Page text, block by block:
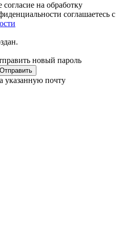
на обработку
соглашаетесь с
новый пароль
Отправить
указанную почту